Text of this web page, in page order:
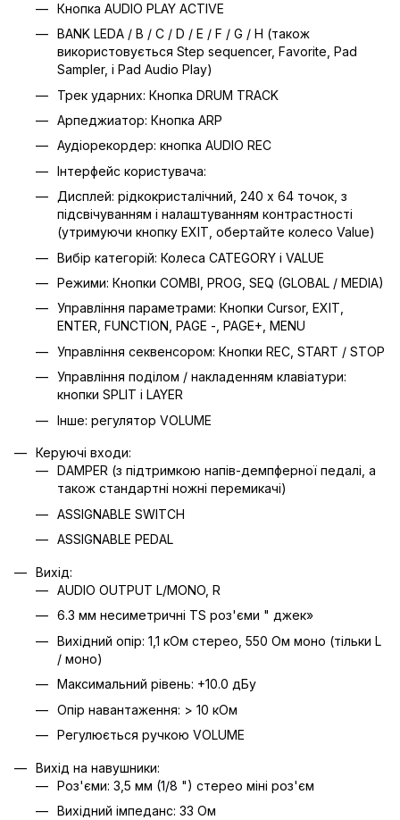
Кнопка AUDIO PLAY ACTIVE
BANK LEDA / B / C / D / E / F / G / H (також
використовується Step sequencer, Favorite, Pad
Sampler, і Pad Audio Play)
Трек ударних: Кнопка DRUM TRACK
Арпеджиатор: Кнопка ARP
Аудіорекордер: кнопка AUDIO REC
Інтерфейс користувача:
Дисплей: рідкокристалічний, 240 x 64 точок, з
підсвічуванням і налаштуванням контрастності
(утримуючи кнопку EXIT, обертайте колесо Value)
Вибір категорій: Колеса CATEGORY і VALUE
Режими: Кнопки COMBI, PROG, SEQ (GLOBAL / MEDIA)
Управління параметрами: Кнопки Cursor, EXIT,
ENTER, FUNCTION, PAGE -, PAGE+, MENU
Управління секвенсором: Кнопки REC, START / STOP
Управління поділом / накладенням клавіатури:
кнопки SPLIT і LAYER
Інше: регулятор VOLUME
Керуючі входи:
DAMPER (з підтримкою напів-демпферної педалі, а
також стандартні ножні перемикачі)
ASSIGNABLE SWITCH
ASSIGNABLE PEDAL
Вихід:
AUDIO OUTPUT L/MONO, R
6.3 мм несиметричні TS роз'єми " джек»
Вихідний опір: 1,1 кОм стерео, 550 Ом моно (тільки L
/ моно)
Максимальний рівень: +10.0 дБу
Опір навантаження: > 10 кОм
Регулюється ручкою VOLUME
Вихід на навушники:
Роз'єми: 3,5 мм (1/8 ") стерео міні роз'єм
Вихідний імпеданс: 33 Ом